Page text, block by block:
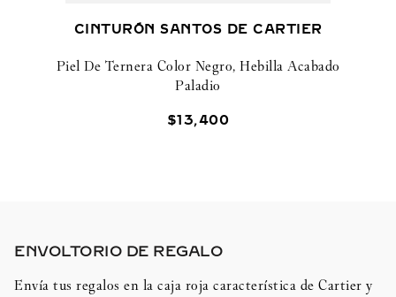
CINTURÓN SANTOS DE CARTIER
Piel De Ternera Color Negro, Hebilla Acabado
Paladio
$13,400
ENVOLTORIO DE REGALO​
Envía tus regalos en la caja roja característica de Cartier y